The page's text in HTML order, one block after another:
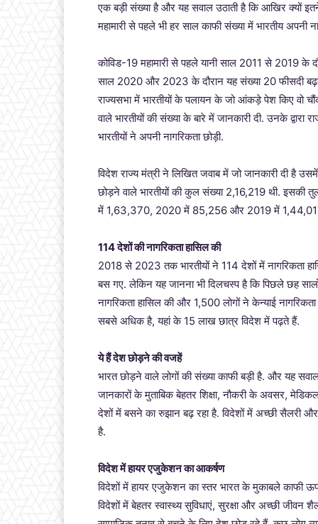
एक बड़ी संख्या है और यह सवाल उठाती है कि आखिर क्यों
महामारी से पहले भी हर साल काफी संख्या में भारतीय
कोविड-19 महामारी से पहले यानी साल 2011 से 2019 के
साल 2020 और 2023 के दौरान यह संख्या 20 फीसदी
राज्यसभा में भारतीयों के पलायन के जो आंकड़े पेश किए वो
वाले भारतीयों की संख्या के बारे में जानकारी दी. उनके
भारतीयों ने अपनी नागरिकता छोड़ी.
विदेश राज्य मंत्री ने लिखित जवाब में जो जानकारी दी है
छोड़ने वाले भारतीयों की कुल संख्या 2,16,219 थी.
में 1,63,370, 2020 में 85,256 और 2019 में
114 देशों की नागरिकता हासिल की
2018 से 2023 तक भारतीयों ने 114 देशों में नागरिकता
बस गए. लेकिन यह जानना भी दिलचस्प है कि पिछले छह
नागरिकता हासिल की और 1,500 लोगों ने केन्याई
सबसे अधिक है, यहां के 15 लाख छात्र विदेश में पढ़ते हैं.
ये हैं देश छोड़ने की वजहें
भारत छोड़ने वाले लोगों की संख्या काफी बड़ी है. और यह
जानकारों के मुताबिक बेहतर शिक्षा, नौकरी के अवसर,
देशों में बसने का रुझान बढ़ रहा है. विदेशों में अच्छी सैलरी
है.
विदेश में हायर एजुकेशन का आकर्षण
विदेशों में हायर एजुकेशन का स्तर भारत के मुकाबले काफी
विदेशों में बेहतर स्वास्थ्य सुविधाएं, सुरक्षा और अच्छी